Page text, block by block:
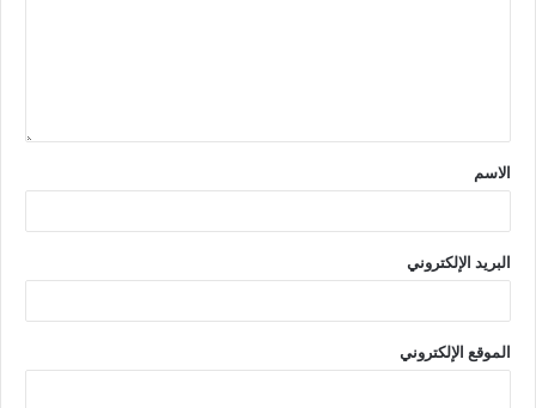
الاسم
البريد الإلكتروني
الموقع الإلكتروني